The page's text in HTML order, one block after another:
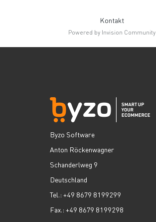
Kontakt
Powered by Invision Community
Byzo Software
Anton Röckenwagner
Schanderlweg 9
Deutschland
Tel.: +49 8679 8199299
Fax.: +49 8679 8199298